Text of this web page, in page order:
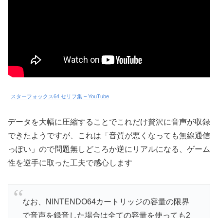
スターフォックス64 セリフ集 – YouTube
データを大幅に圧縮することでこれだけ贅沢に音声が収録
できたようですが、これは「音質が悪くなっても無線通信
っぽい」ので問題無しどころか逆にリアルになる、ゲーム
性を逆手に取った工夫で感心します
なお、NINTENDO64カートリッジの容量の限界
で音声を録音した場合は全ての容量を使っても2